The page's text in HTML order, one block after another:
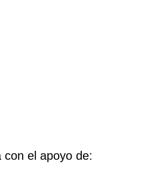
con el apoyo de: